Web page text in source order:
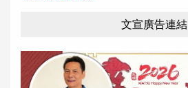
文宣廣告連結